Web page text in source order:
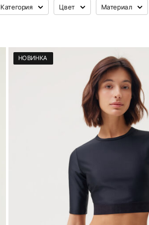
Категория Цвет Материал
НОВИНКА